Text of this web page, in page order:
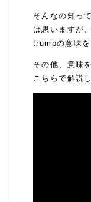
そんなの知っ
は思いますが
trumpの意味を
その他、意味
こちらで解説